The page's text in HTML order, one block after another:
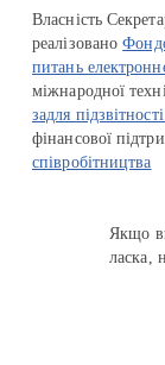
Власність
реалізовано
питань
міжнародної
задля
фінансової
співробітництва
Якщо
ласка,